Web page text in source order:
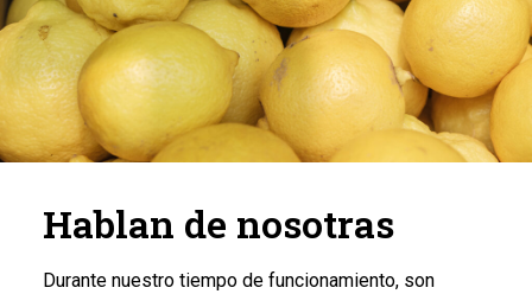
Hablan de nosotras
Durante nuestro tiempo de funcionamiento, son